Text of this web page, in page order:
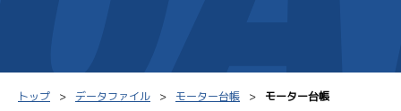
トップ データファイル モーター台帳 モーター台帳